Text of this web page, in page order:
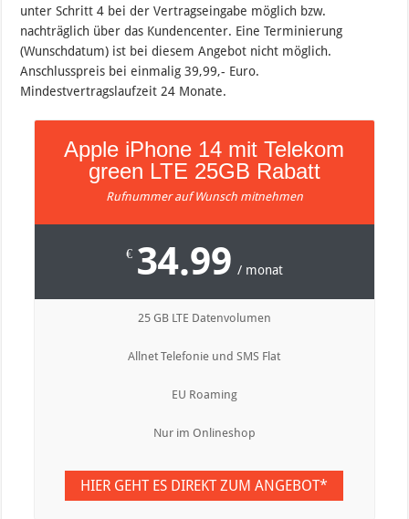
unter Schritt 4 bei der Vertragseingabe möglich bzw.
nachträglich über das Kundencenter. Eine Terminierung
(Wunschdatum) ist bei diesem Angebot nicht möglich.
Anschlusspreis bei einmalig 39,99,- Euro.
Mindestvertragslaufzeit 24 Monate.
Apple iPhone 14 mit Telekom
green LTE 25GB Rabatt
Rufnummer auf Wunsch mitnehmen
€ 34.99 / monat
25 GB LTE Datenvolumen
Allnet Telefonie und SMS Flat
EU Roaming
Nur im Onlineshop
HIER GEHT ES DIREKT ZUM ANGEBOT*